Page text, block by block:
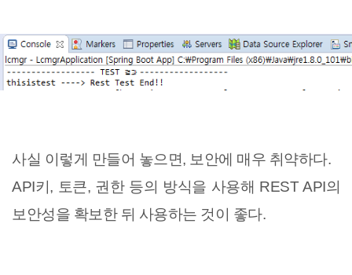
사실 이렇게 만들어 놓으면, 보안에 매우 취약하다.
API키, 토큰, 권한 등의 방식을 사용해 REST API의
보안성을 확보한 뒤 사용하는 것이 좋다.